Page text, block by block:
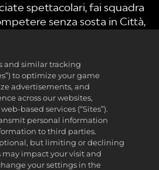
spettacolari, fai squadra
senza sosta in Città,
crea una formazione Dream
NBA e WNBA preferite in
dentro e fuori dal
indimenticabili con NBA
and similar tracking
to optimize your game
advertisements, and
across our websites,
based services (“Sites”).
personal information
to third parties.
but limiting or declining
impact your visit and
your settings in the